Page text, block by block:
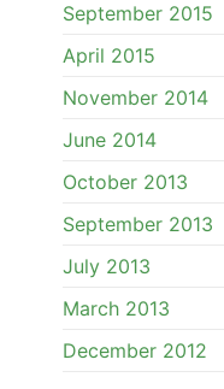
September 2015
April 2015
November 2014
June 2014
October 2013
September 2013
July 2013
March 2013
December 2012